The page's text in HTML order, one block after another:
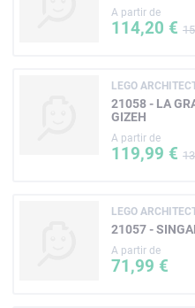
A partir de
114,20 €
LEGO
21058 - LA
GIZEH
A partir de
119,99 €
LEGO
21057 -
A partir de
71,99 €